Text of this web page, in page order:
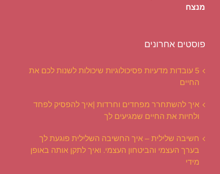
מנצח
פוסטים אחרונים
5 עובדות מדעיות פסיכולוגיות שיכולות לשנות לכם את
החיים
איך להשתחרר מפחדים וחרדות |איך להפסיק לפחד
ולחיות את החיים שמגיעים לך
חשיבה שלילית – איך החשיבה השלילית פוגעת לך
בערך העצמי והביטחון העצמי. ואיך לתקן אותה באופן
מידי